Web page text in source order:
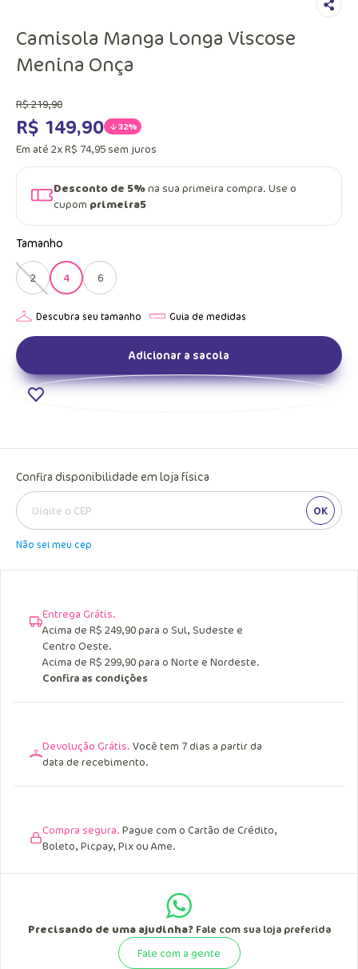
Camisola Manga Longa Viscose
Menina Onça
R$219,90
R$ 149,90 32%
Em até 2xR$ 74,95 sem juros
Desconto de 5%na sua primeira compra. Use o
cupom primeira5
Tamanho
2 4 6
Adicionar a sacola
Confira disponibilidade em loja física
OK
Não sei meu cep
Entrega Grátis.
Acima de R$ 249,90 para o Sul, Sudeste e
Centro Oeste.
Acima de R$ 299,90 para o Norte e Nordeste.
Confira as condições
Devolução Grátis. Você tem 7 dias a partir da
data de recebimento.
Compra segura. Pague com o Cartão de Crédito,
Boleto, Picpay, Pix ou Ame.
Precisando de uma ajudinha?Fale com sua loja preferida
Fale com a gente